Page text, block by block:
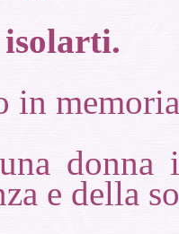
in
donna
e della